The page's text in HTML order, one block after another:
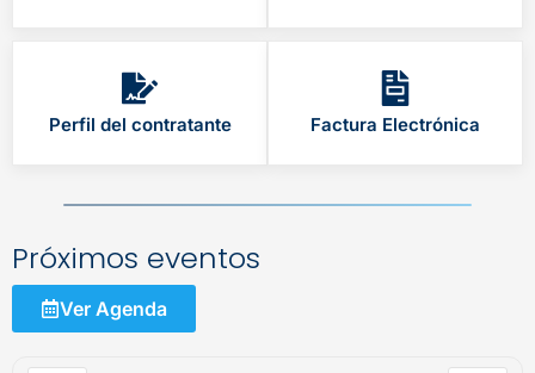
Perfil del contratante Factura Electrónica
Próximos eventos
Ver Agenda